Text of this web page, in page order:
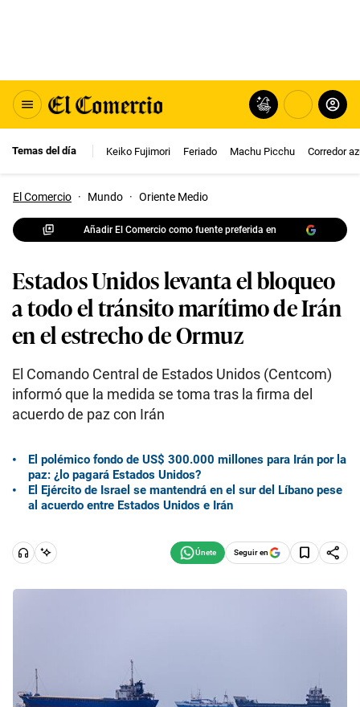
Temas del día Keiko Fujimori Feriado Machu Picchu Corredor
El Comercio · Mundo · Oriente Medio
Añadir El Comercio como fuente preferida en
Estados Unidos levanta el bloqueo
a todo el tránsito marítimo de Irán
en el estrecho de Ormuz
El Comando Central de Estados Unidos (Centcom)
informó que la medida se toma tras la firma del
acuerdo de paz con Irán
El polémico fondo de US$ 300.000 millones para Irán por la
paz: ¿lo pagará Estados Unidos?
El Ejército de Israel se mantendrá en el sur del Líbano pese
al acuerdo entre Estados Unidos e Irán
Seguir en